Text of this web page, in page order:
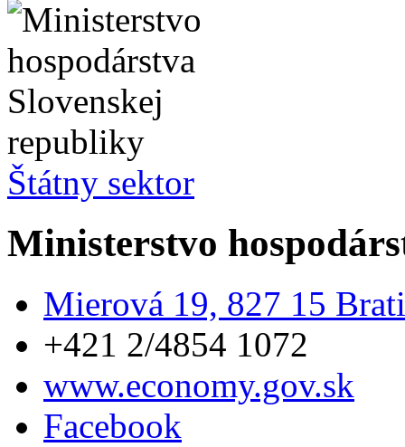
Štátny sektor
Ministerstvo
Mierová 19, 827 15
+421 2/4854 1072
www.economy.gov.sk
Facebook